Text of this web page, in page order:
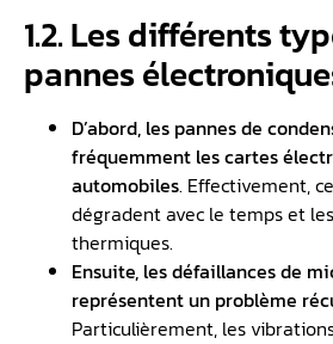
1.2. Les différents
pannes
D’abord, les pannes de
fréquemment les cartes
automobiles. Effectivement,
dégradent avec le temps et
thermiques.
Ensuite, les défaillances de
représentent un problème
Particulièrement, les